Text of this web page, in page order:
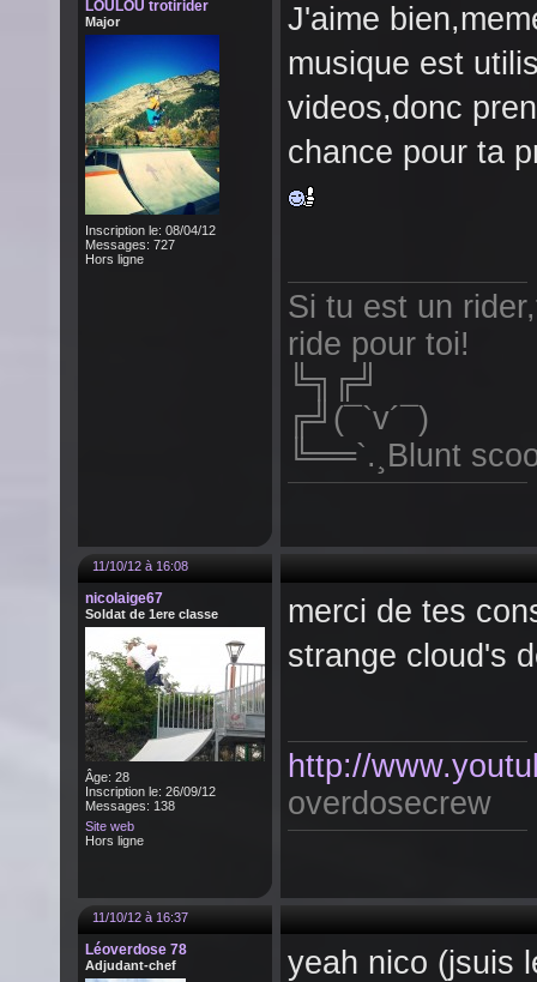
LOULOU trotirider
Major
Inscription le: 08/04/12
Messages: 727
Hors ligne
J'aime
musique est
videos,donc
chance pour ta
Si tu est un
ride pour toi!
╔╝(¯`v´¯)
╚══`.¸Blunt
11/10/12 à 16:08
nicolaige67
Soldat de 1ere classe
Âge: 28
Inscription le: 26/09/12
Messages: 138
Site web
Hors ligne
merci de tes
strange cloud's
http://
overdosecrew
11/10/12 à 16:37
Léoverdose 78
Adjudant-chef
yeah nico (jsuis